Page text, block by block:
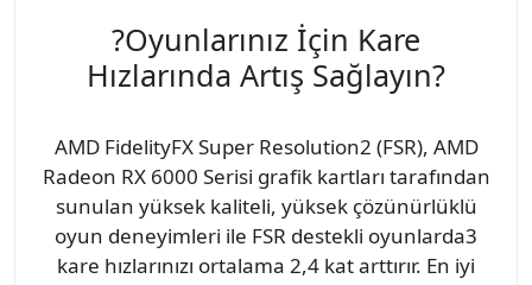
?Oyunlarınız İçin Kare
Hızlarında Artış Sağlayın?
AMD FidelityFX Super Resolution2 (FSR), AMD
Radeon RX 6000 Serisi grafik kartları tarafından
sunulan yüksek kaliteli, yüksek çözünürlüklü
oyun deneyimleri ile FSR destekli oyunlarda3
kare hızlarınızı ortalama 2,4 kat arttırır. En iyi